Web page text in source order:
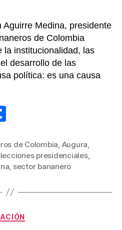
Aguirre Medina, presidente
de Colombia
la institucionalidad, las
desarrollo de las
política: es una causa
m
p
tir
de Colombia Augura
presidenciales,
sector bananero
Categorías